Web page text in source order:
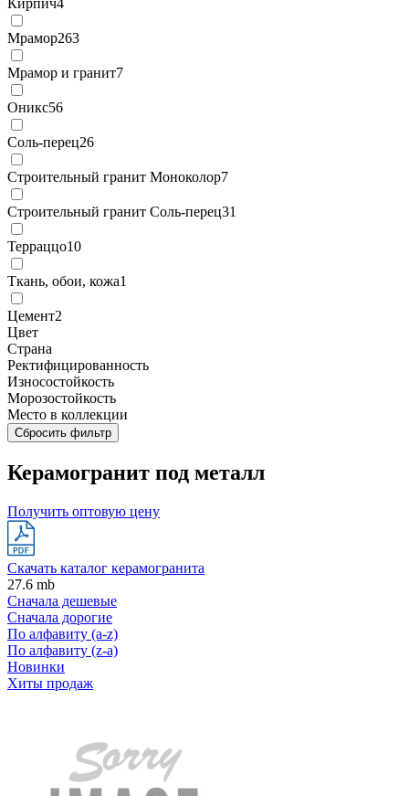
Кирпич4
Мрамор263
Мрамор и гранит7
Оникс56
Соль-перец26
Строительный гранит Моноколор7
Строительный гранит Соль-перец31
Терраццо10
Ткань, обои, кожа1
Цемент2
Цвет
Страна
Ректифицированность
Износостойкость
Морозостойкость
Место в коллекции
Сбросить фильтр
Керамогранит под металл
Получить оптовую цену
Скачать каталог керамогранита
27.6 mb
Сначала дешевые
Сначала дорогие
По алфавиту (a-z)
По алфавиту (z-a)
Новинки
Хиты продаж